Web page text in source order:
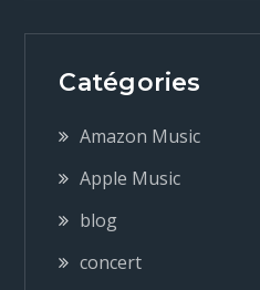
i
g
a
t
Catégories
Amazon Music
Apple Music
blog
concert